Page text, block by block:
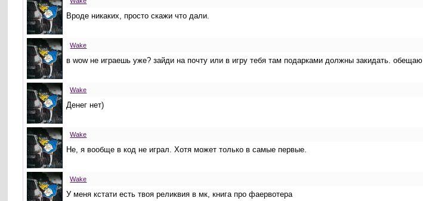
Вроде никаких, просто скажи что дали.
Wake
в wow не играешь уже? зайди на почту или в игру тебя там подарками должны закидать. обещаю
Wake
Денег нет)
Wake
Не, я вообще в код не играл. Хотя может только в самые первые.
Wake
У меня кстати есть твоя реликвия в мк, книга про фаервотера